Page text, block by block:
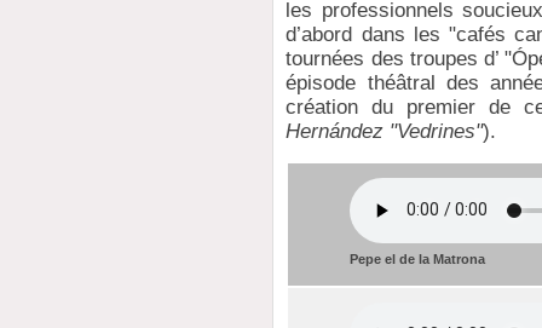
les professionnels
d’abord dans les "cafés
tournées des troupes d’
épisode théâtral des
création du premier de
Hernández "Vedrines").
Pepe el de la Matrona